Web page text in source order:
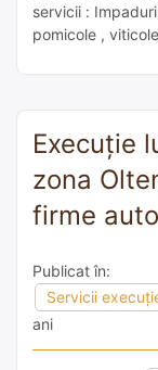
servicii :
pomicole ,
Execuție
zona
firme
Publicat în:
Servicii
ani